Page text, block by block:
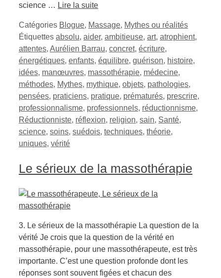
science … Lire la suite
Catégories Blogue, Massage, Mythes ou réalités
Étiquettes absolu, aider, ambitieuse, art, atrophient,
attentes, Aurélien Barrau, concret, écriture,
énergétiques, enfants, équilibre, guérison, histoire,
idées, manœuvres, massothérapie, médecine,
méthodes, Mythes, mythique, objets, pathologies,
pensées, praticiens, pratique, prématurés, prescrire,
professionnalisme, professionnels, réductionnisme,
Réductionniste, réflexion, religion, sain, Santé,
science, soins, suédois, techniques, théorie,
uniques, vérité
Le sérieux de la massothérapie
3. Le sérieux de la massothérapie La question de la
vérité Je crois que la question de la vérité en
massothérapie, pour une massothérapeute, est très
importante. C’est une question profonde dont les
réponses sont souvent figées et chacun des